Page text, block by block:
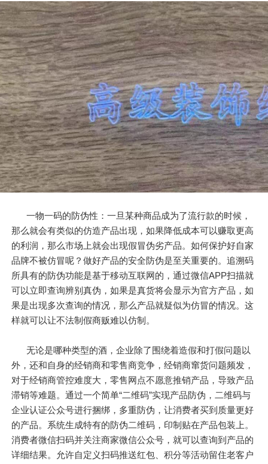
一物一码的防伪性：一旦某种商品成为了流行款的时候，
那么就会有类似的仿造产品出现，如果降低成本可以赚取更高
的利润，那么市场上就会出现假冒伪劣产品。如何保护好自家
品牌不被仿冒呢？做好产品的安全防伪是至关重要的。追溯码
所具有的防伪功能是基于移动互联网的，通过微信APP扫描就
可以立即查询辨别真伪，如果是真货将会显示为官方产品，如
果是出现多次查询的情况，那么产品就疑似为仿冒的情况。这
样就可以让不法制假商贩难以仿制。
无论是哪种类型的酒，企业除了围绕着造假和打假问题以
外，还和自身的经销商和零售商竞争，经销商窜货问题频发，
对于经销商管控难度大，零售网点不愿意推销产品，导致产品
滞销等难题。通过一个简单“二维码”实现产品防伪，二维码与
企业认证公众号进行捆绑，多重防伪，让消费者买到质量更好
的产品。系统生成特有的防伪二维码，印制贴在产品包装上。
消费者微信扫码并关注商家微信公众号，就可以查询到产品的
详细结果。允许自定义扫码推送红包、积分等活动留住老客户